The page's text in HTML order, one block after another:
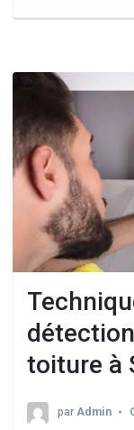
toiture à
parAdmin